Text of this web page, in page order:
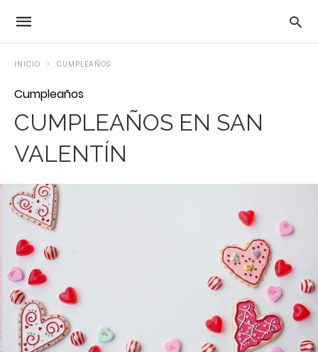
INICIO CUMPLEAÑOS
Cumpleaños
CUMPLEAÑOS EN SAN
VALENTÍN